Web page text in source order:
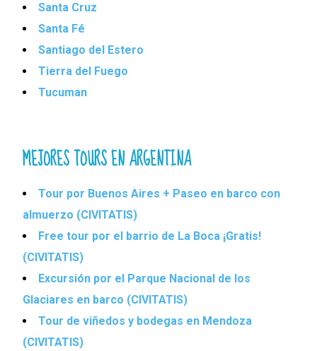
Santa Cruz
Santa Fé
Santiago del Estero
Tierra del Fuego
Tucuman
MEJORES TOURS EN ARGENTINA
Tour por Buenos Aires + Paseo en barco con
almuerzo (CIVITATIS)
Free tour por el barrio de La Boca ¡Gratis!
(CIVITATIS)
Excursión por el Parque Nacional de los
Glaciares en barco (CIVITATIS)
Tour de viñedos y bodegas en Mendoza
(CIVITATIS)